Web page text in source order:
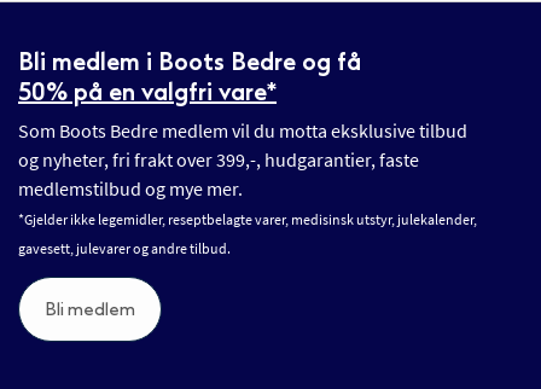
Bli medlem i Boots Bedre og få
50% på en valgfri vare*
Som Boots Bedre medlem vil du motta eksklusive tilbud
og nyheter, fri frakt over 399,-, hudgarantier, faste
medlemstilbud og mye mer.
*Gjelder ikke legemidler, reseptbelagte varer, medisinsk utstyr, julekalender,
gavesett, julevarer og andre tilbud.
Bli medlem